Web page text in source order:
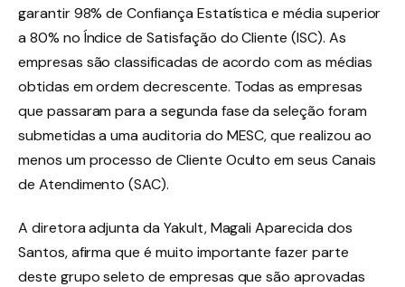
garantir 98% de Confiança Estatística e média superior
a 80% no Índice de Satisfação do Cliente (ISC). As
empresas são classificadas de acordo com as médias
obtidas em ordem decrescente. Todas as empresas
que passaram para a segunda fase da seleção foram
submetidas a uma auditoria do MESC, que realizou ao
menos um processo de Cliente Oculto em seus Canais
de Atendimento (SAC).
A diretora adjunta da Yakult, Magali Aparecida dos
Santos, afirma que é muito importante fazer parte
deste grupo seleto de empresas que são aprovadas